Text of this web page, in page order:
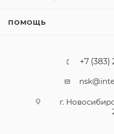
ПОМОЩЬ
+7 (383)
г.